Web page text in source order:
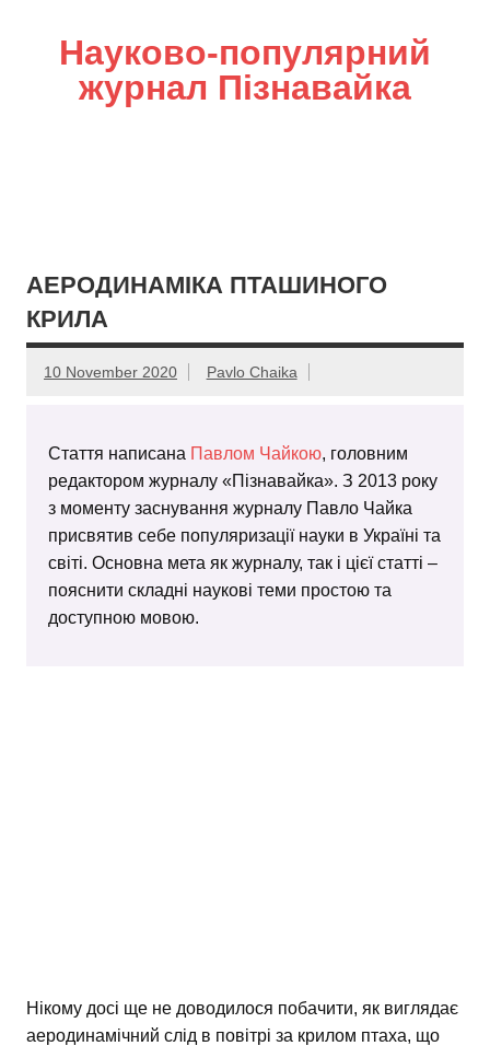
Науково-популярний
журнал Пізнавайка
АЕРОДИНАМІКА ПТАШИНОГО
КРИЛА
10 November 2020 Pavlo Chaika
Стаття написана Павлом Чайкою, головним
редактором журналу «Пізнавайка». З 2013 року
з моменту заснування журналу Павло Чайка
присвятив себе популяризації науки в Україні та
світі. Основна мета як журналу, так і цієї статті –
пояснити складні наукові теми простою та
доступною мовою.
Нікому досі ще не доводилося побачити, як виглядає
аеродинамічний слід в повітрі за крилом птаха, що